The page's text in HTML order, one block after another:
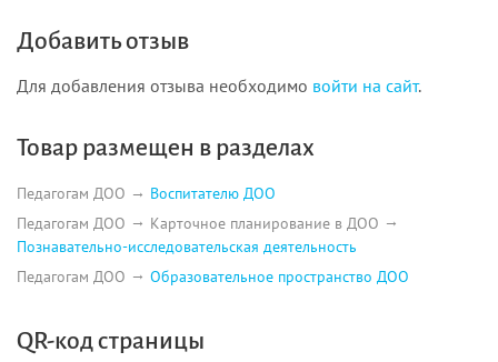
Добавить отзыв
Для добавления отзыва необходимо войти на сайт.
Товар размещен в разделах
Педагогам ДОО
Воспитателю ДОО
Педагогам ДОО
Карточное планирование в ДОО
Познавательно-исследовательская деятельность
Педагогам ДОО
Образовательное пространство ДОО
QR-код страницы